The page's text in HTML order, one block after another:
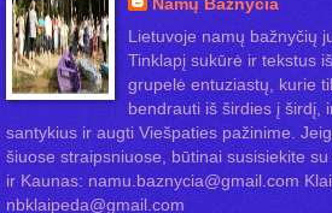
Lietuvoje namų bažnyčių
Tinklapį sukūrė ir tekstus
grupelė entuziastų, kurie
bendrauti iš širdies į širdį,
santykius ir augti Viešpaties pažinime.
šiuose straipsniuose, būtinai susisiekite
ir Kaunas: namu.baznycia@gmail.com
nbklaipeda@gmail.com